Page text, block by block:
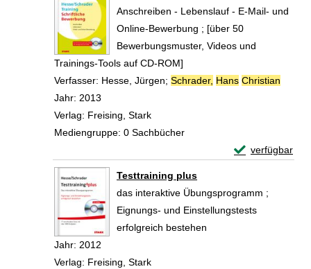
Anschreiben - Lebenslauf - E-Mail- und
Online-Bewerbung ; [über 50
Bewerbungsmuster, Videos und
Trainings-Tools auf CD-ROM]
Verfasser: Hesse, Jürgen; Schrader, Hans Christian
Jahr: 2013
Verlag: Freising, Stark
Mediengruppe: 0 Sachbücher
verfügbar
Exemplar-
Testtraining plus
das interaktive Übungsprogramm ;
Eignungs- und Einstellungstests
erfolgreich bestehen
Suche nach diesem Verfasser
Jahr: 2012
Verlag: Freising, Stark